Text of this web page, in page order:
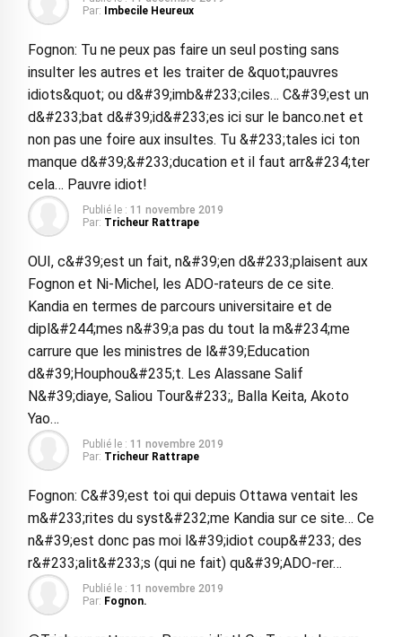
Par:
Imbecile Heureux
Fognon: Tu ne peux pas faire un seul posting sans
insulter les autres et les traiter de &quot;pauvres
idiots&quot; ou d&#39;imb&#233;ciles… C&#39;est un
d&#233;bat d&#39;id&#233;es ici sur le banco.net et
non pas une foire aux insultes. Tu &#233;tales ici ton
manque d&#39;&#233;ducation et il faut arr&#234;ter
cela… Pauvre idiot!
Publié le : 11 novembre 2019
Par: Tricheur Rattrape
OUI, c&#39;est un fait, n&#39;en d&#233;plaisent aux
Fognon et Ni-Michel, les ADO-rateurs de ce site.
Kandia en termes de parcours universitaire et de
dipl&#244;mes n&#39;a pas du tout la m&#234;me
carrure que les ministres de l&#39;Education
d&#39;Houphou&#235;t. Les Alassane Salif
N&#39;diaye, Saliou Tour&#233;, Balla Keita, Akoto
Yao…
Publié le : 11 novembre 2019
Par: Tricheur Rattrape
Fognon: C&#39;est toi qui depuis Ottawa ventait les
m&#233;rites du syst&#232;me Kandia sur ce site… Ce
n&#39;est donc pas moi l&#39;idiot coup&#233; des
r&#233;alit&#233;s (qui ne fait) qu&#39;ADO-rer…
Publié le : 11 novembre 2019
Par: Fognon.